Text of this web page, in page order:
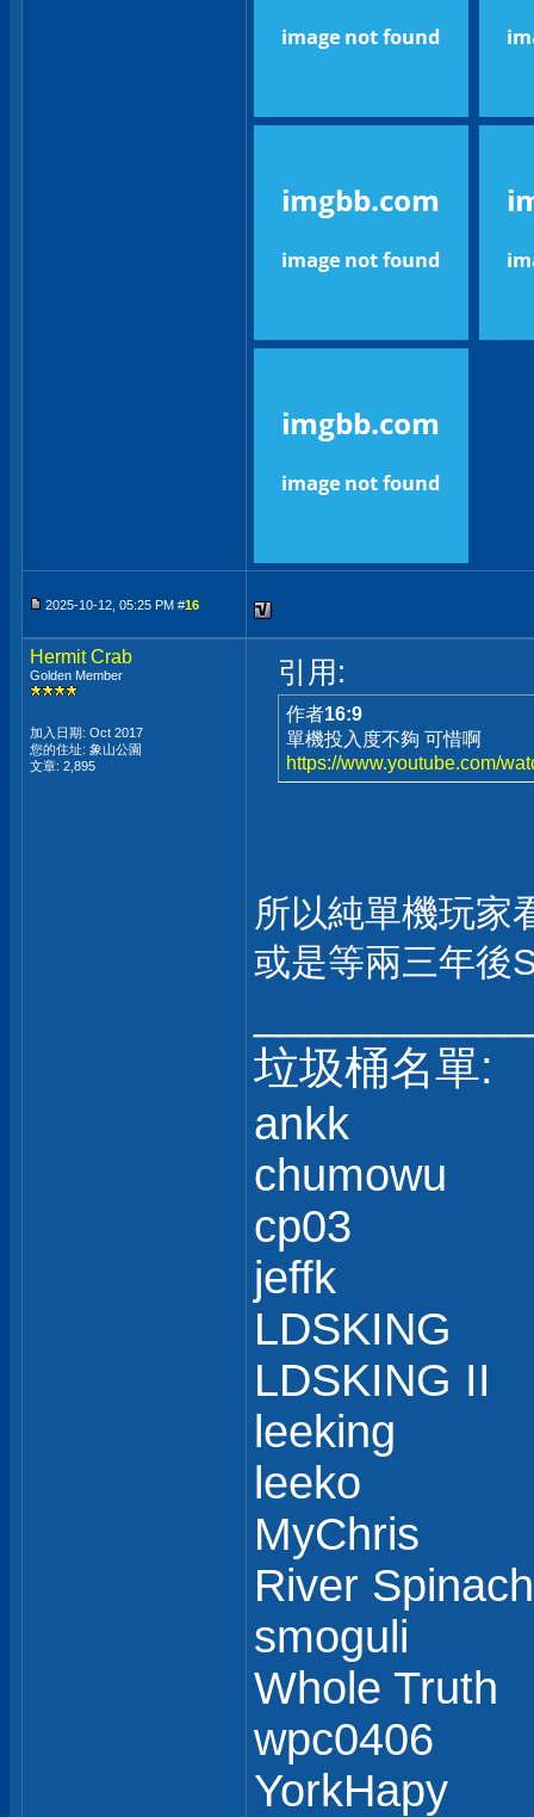
2025-10-12, 05:25 PM #16
Hermit Crab
Golden Member
加入日期: Oct 2017
您的住址: 象山公園
文章: 2,895
引用:
作者16:9
單機投入度不夠 可惜啊
https://www.youtube.com/
所以純單機玩家
或是等兩三年後
垃圾桶名單:
ankk
chumowu
cp03
jeffk
LDSKING
LDSKING II
leeking
leeko
MyChris
River Spinach
smoguli
Whole Truth
wpc0406
YorkHapy